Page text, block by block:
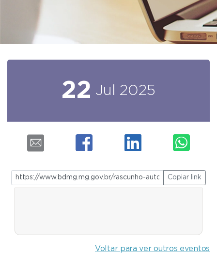
22 Jul 2025
Copiar link
Voltar para ver outros eventos